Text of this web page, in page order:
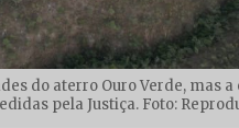
do aterro Ouro Verde, mas
pela Justiça. Foto: